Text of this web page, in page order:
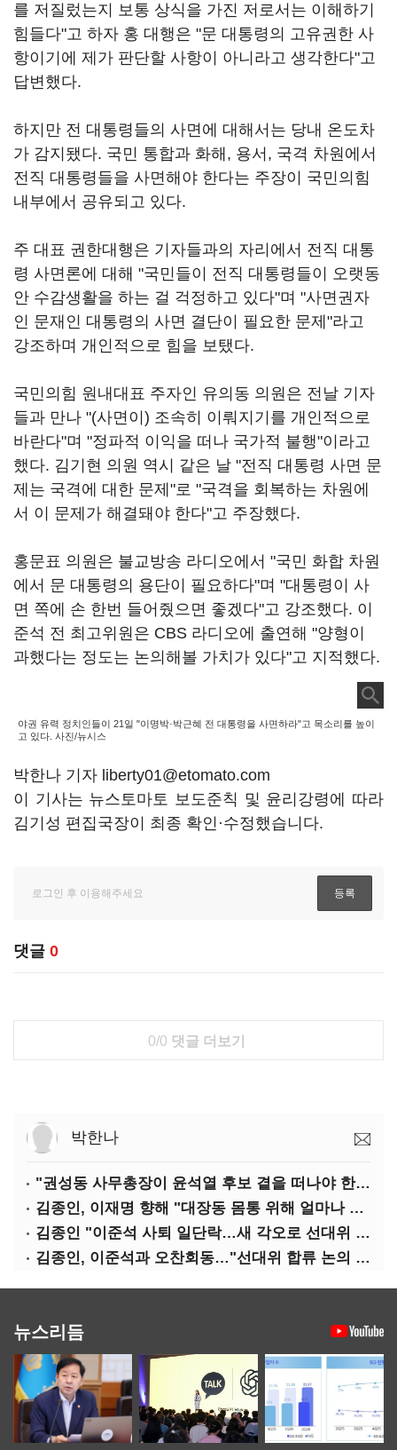
를 저질렀는지 보통 상식을 가진 저로서는 이해하기
힘들다"고 하자 홍 대행은 "문 대통령의 고유권한 사
항이기에 제가 판단할 사항이 아니라고 생각한다"고
답변했다.
하지만 전 대통령들의 사면에 대해서는 당내 온도차
가 감지됐다. 국민 통합과 화해, 용서, 국격 차원에서
전직 대통령들을 사면해야 한다는 주장이 국민의힘
내부에서 공유되고 있다.
주 대표 권한대행은 기자들과의 자리에서 전직 대통
령 사면론에 대해 "국민들이 전직 대통령들이 오랫동
안 수감생활을 하는 걸 걱정하고 있다"며 "사면권자
인 문재인 대통령의 사면 결단이 필요한 문제"라고
강조하며 개인적으로 힘을 보탰다.
국민의힘 원내대표 주자인 유의동 의원은 전날 기자
들과 만나 "(사면이) 조속히 이뤄지기를 개인적으로
바란다"며 "정파적 이익을 떠나 국가적 불행"이라고
했다. 김기현 의원 역시 같은 날 "전직 대통령 사면 문
제는 국격에 대한 문제"로 "국격을 회복하는 차원에
서 이 문제가 해결돼야 한다"고 주장했다.
홍문표 의원은 불교방송 라디오에서 "국민 화합 차원
에서 문 대통령의 용단이 필요하다"며 "대통령이 사
면 쪽에 손 한번 들어줬으면 좋겠다"고 강조했다. 이
준석 전 최고위원은 CBS 라디오에 출연해 "양형이
과했다는 정도는 논의해볼 가치가 있다"고 지적했다.
야권 유력 정치인들이 21일 "이명박·박근혜 전 대통령을 사면하라"고 목소리를 높이
고 있다. 사진/뉴시스
박한나 기자 liberty01@etomato.com
이 기사는 뉴스토마토 보도준칙 및 윤리강령에 따라
김기성 편집국장이 최종 확인·수정했습니다.
댓글 0
0/0 댓글 더보기
박한나
"권성동 사무총장이 윤석열 후보 곁을 떠나야 한다"
김종인, 이재명 향해 "대장동 몸통 위해 얼마나 죽어야 하나"
김종인 "이준석 사퇴 일단락…새 각오로 선대위 꾸리겠다"
김종인, 이준석과 오찬회동…"선대위 합류 논의 없었다"(종합)
뉴스리듬